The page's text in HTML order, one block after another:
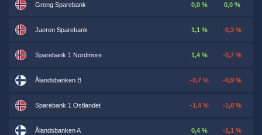
Grong Sparebank 0,0 % 0,0 %
Jaeren Sparebank 1,1 % -0,3 %
Sparebank 1 Nordmore 1,4 % -0,7 %
Ålandsbanken B -0,7 % -0,9 %
Sparebank 1 Ostlandet -1,4 % -1,0 %
Ålandsbanken A 0,4 % -1,1 %